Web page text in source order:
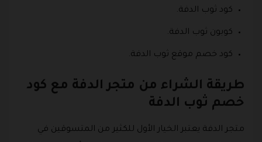
كود ثوب الدفة.
كوبون ثوب الدفة.
كود خصم موقع ثوب الدفة.
طريقة الشراء من متجر الدفة مع كود
خصم ثوب الدفة
متجر الدفة يعتبر الخيار الأول للكثير من المتسوقين في